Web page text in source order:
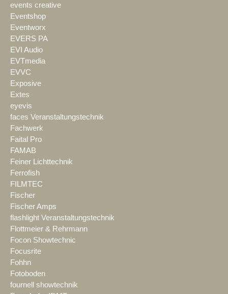
events creative
Eventshop
Eventworx
EVERS PA
EVI Audio
EVTmedia
EVVC
Exposive
Extes
eyevis
faces Veranstaltungstechnik
Fachwerk
Faital Pro
FAMAB
Feiner Lichttechnik
Ferrofish
FILMTEC
Fischer
Fischer Amps
flashlight Veranstaltungstechnik
Flottmeier & Rehrmann
Focon Showtechnic
Focusrite
Fohhn
Fotoboden
fournell showtechnik